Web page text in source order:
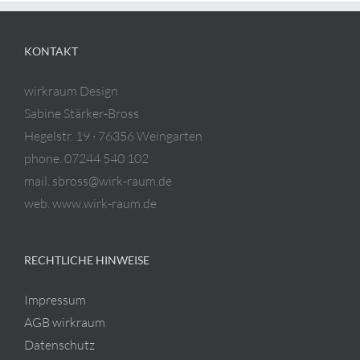
KONTAKT
wirkraum Design
Sabine Stärker-Bross
Hegelstr. 19 · 76356 Weingarten
phone. 07244 540 102
mail. sbross@wirk-raum.de
web. www.wirk-raum.de
RECHTLICHE HINWEISE
Impressum
AGB wirkraum
Datenschutz